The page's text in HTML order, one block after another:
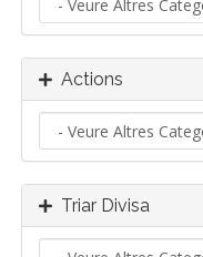
Actions
Triar Divisa